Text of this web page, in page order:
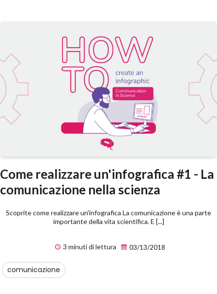
Come realizzare un'infografica #1 - La
comunicazione nella scienza
Scoprite come realizzare un'infografica La comunicazione è una parte
importante della vita scientifica. E [...]
3 minuti di lettura 03/13/2018
comunicazione